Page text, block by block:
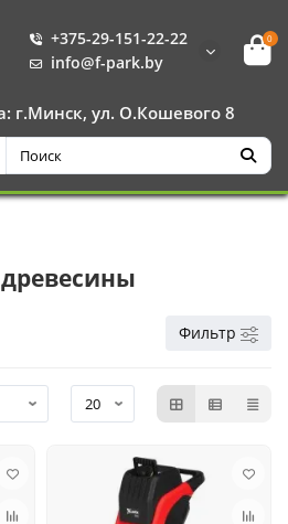
+375-29-151-22-22
info@f-park.by
0
г.Минск, ул. О.Кошевого 8
Фильтр